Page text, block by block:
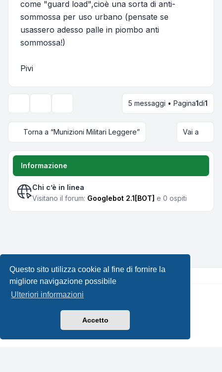
Questo sito utilizza cookie al fine di fornire la
migliore navigazione possibile
Ulteriori informazioni
Accetto
come "guard load",cioè una sorta di anti-
sommossa per uso urbano (pensate se
usassero adesso palle in piombo anti
sommossa!)
Pivi
Opzioni di visualizzazione e ordinamento
5 messaggi • Pagina1di1
Torna a “Munizioni Militari Leggere” Vai a
Informazione
Chi c’è in linea
Visitano il forum: Googlebot 2.1[BOT] e 0 ospiti
Creato daphpBB® Forum Software © phpBB Limited •
Leenoz.com
phpBB-Italia.it
Condizioni|Tutti gli orari sono